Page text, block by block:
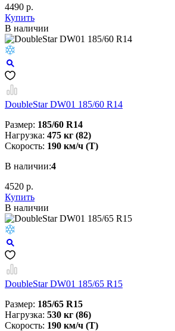
4490 р.
Купить
В наличии
DoubleStar DW01 185/60 R14
Размер: 185/60 R14
Нагрузка: 475 кг (82)
Скорость: 190 км/ч (T)
В наличии:4
4520 р.
Купить
В наличии
DoubleStar DW01 185/65 R15
Размер: 185/65 R15
Нагрузка: 530 кг (86)
Скорость: 190 км/ч (T)